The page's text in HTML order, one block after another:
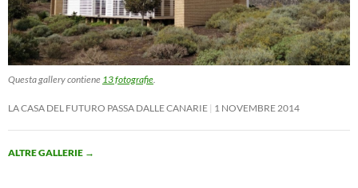
Questa gallery contiene 13 fotografie
LA CASA DEL FUTURO PASSA DALLE CANARIE 1 NOVEMBRE 2014
ALTRE GALLERIE →